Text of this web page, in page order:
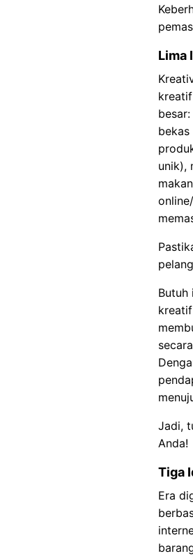
Lima
unik),
Butuh
Jadi,
Anda!
Tiga
Era